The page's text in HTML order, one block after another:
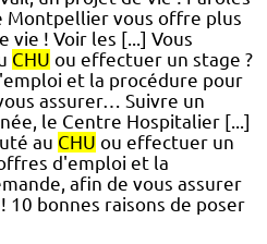
Montpellier vous offre plus
vie ! Voir les [...] Vous
CHU ou effectuer un stage ?
et la procédure pour
assurer… Suivre un
le Centre Hospitalier [...]
au CHU ou effectuer un
d'emploi et la
afin de vous assurer
10 bonnes raisons de poser